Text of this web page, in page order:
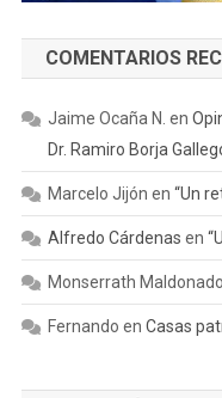
COMENTARIOS
Jaime Ocaña N. en
Dr. Ramiro Borja
Marcelo Jijón en “Un
Alfredo Cárdenas en
Monserrath Maldonado
Fernando en Casas